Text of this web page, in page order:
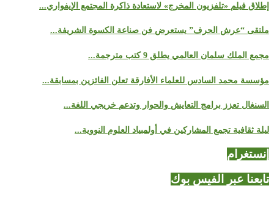
إطلاق فيلم «تلفزيون المخرج» لاستعادة ذاكرة المجتمع الإيفواري...
ملتقى “عرش الحرف” يستعرض فن صناعة الكسوة الشريفة...
مجمع الملك سلمان العالمي يطلق 9 كتب مترجمة...
مؤسسة محمد السادس للعلماء الأفارقة تعلن الفائزين بمسابقة...
السنغال تعزز برامج التعايش والحوار وتدعم خريجي اللغة...
ليلة ثقافية تجمع المشاركين في أولمبياد العلوم النووية...
إنستغرام
تابعنا عبر الفيس بوك